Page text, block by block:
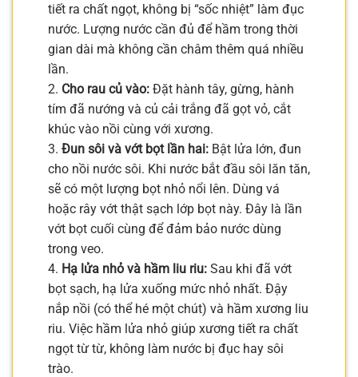
tiết ra chất ngọt, không bị “sốc nhiệt” làm đục
nước. Lượng nước cần đủ để hầm trong thời
gian dài mà không cần châm thêm quá nhiều
lần.
2. Cho rau củ vào: Đặt hành tây, gừng, hành
tím đã nướng và củ cải trắng đã gọt vỏ, cắt
khúc vào nồi cùng với xương.
3. Đun sôi và vớt bọt lần hai: Bật lửa lớn, đun
cho nồi nước sôi. Khi nước bắt đầu sôi lăn tăn,
sẽ có một lượng bọt nhỏ nổi lên. Dùng vá
hoặc rây vớt thật sạch lớp bọt này. Đây là lần
vớt bọt cuối cùng để đảm bảo nước dùng
trong veo.
4. Hạ lửa nhỏ và hầm liu riu: Sau khi đã vớt
bọt sạch, hạ lửa xuống mức nhỏ nhất. Đậy
nắp nồi (có thể hé một chút) và hầm xương liu
riu. Việc hầm lửa nhỏ giúp xương tiết ra chất
ngọt từ từ, không làm nước bị đục hay sôi
trào.